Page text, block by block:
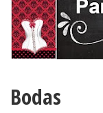
Bodas